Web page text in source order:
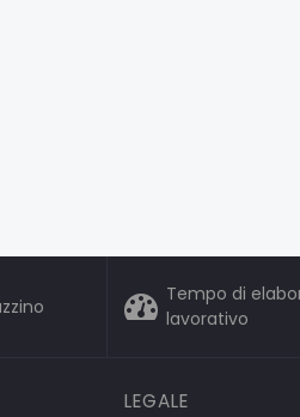
Tempo di
lavorativo
LEGALE